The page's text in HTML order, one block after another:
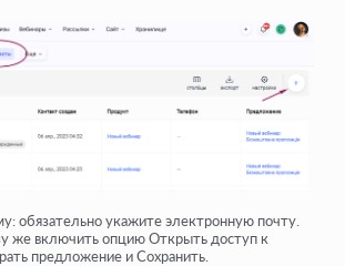
обязательно укажите электронную почту.
же включить опцию Открыть доступ к
предложение и Сохранить.